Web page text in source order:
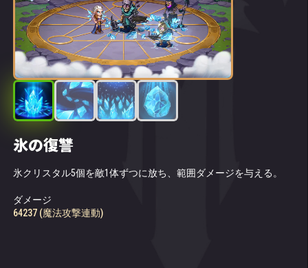
氷の復讐
氷クリスタル5個を敵1体ずつに放ち、範囲ダメージを与える。
ダメージ
64237 (魔法攻撃連動)
霜の鎖
クリスタが敵チーム中央にいる敵を攻撃する。対象の魔法防御を
魔法防御の一時低下
氷の針
前方の敵チームが立っている地面を凍らせ、氷の棘を出現させ
と、その上に立っていたヒーローに水の印が付与される。
結晶化
大ダメージを受けそうになると、クリスタはダメージの一部を吸
氷のアーマーがダメージの86%を吸収する